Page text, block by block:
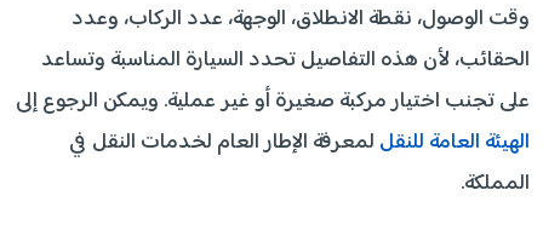
وقت الوصول، نقطة الانطلاق، الوجهة، عدد الركاب، وعدد
الحقائب، لأن هذه التفاصيل تحدد السيارة المناسبة وتساعد
على تجنب اختيار مركبة صغيرة أو غير عملية. ويمكن الرجوع إلى
الهيئة العامة للنقل لمعرفة الإطار العام لخدمات النقل في
المملكة.